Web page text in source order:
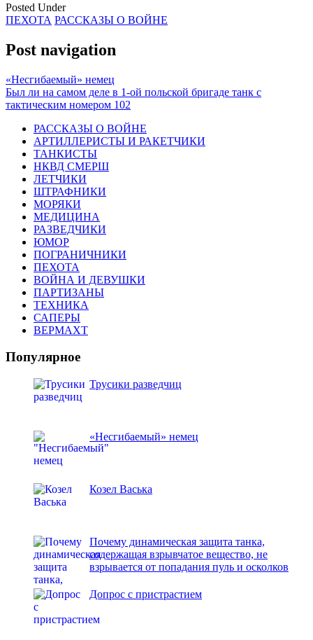
Posted Under
ПЕХОТА РАССКАЗЫ О ВОЙНЕ
Post navigation
«Несгибаемый» немец
Был ли на самом деле в 1-ой польской бригаде танк с
тактическим номером 102
РАССКАЗЫ О ВОЙНЕ
АРТИЛЛЕРИСТЫ И РАКЕТЧИКИ
ТАНКИСТЫ
НКВД СМЕРШ
ЛЕТЧИКИ
ШТРАФНИКИ
МОРЯКИ
МЕДИЦИНА
РАЗВЕДЧИКИ
ЮМОР
ПОГРАНИЧНИКИ
ПЕХОТА
ВОЙНА И ДЕВУШКИ
ПАРТИЗАНЫ
ТЕХНИКА
САПЕРЫ
ВЕРМАХТ
Популярное
Трусики разведчиц
«Несгибаемый» немец
Козел Васька
Почему динамическая защита танка,
содержащая взрывчатое вещество, не
взрывается от попадания пуль и осколков
Допрос с пристрастием